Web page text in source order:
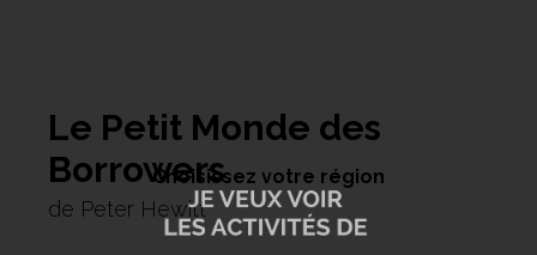
Le Petit Monde des
Borrowers
de Peter Hewitt
Choisissez votre région